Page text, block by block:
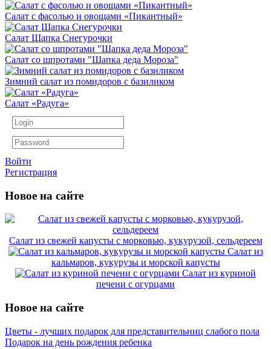
Салат с фасолью и овощами «Пикантный»
Салат Шапка Снегурочки
Салат со шпротами "Шапка деда Мороза"
Зимний салат из помидоров с базиликом
Салат «Радуга»
Войти
Регистрация
Новое на сайте
Салат из свежей капусты с морковью, кукурузой, сельдереем
Салат из
кальмаров, кукурузы и морской капусты
Салат из куриной
печени с огурцами
Новое на сайте
Цветы - лучших подарок для представительниц слабого пола
Подарок на день рождения ребенка